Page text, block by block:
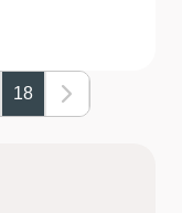
18